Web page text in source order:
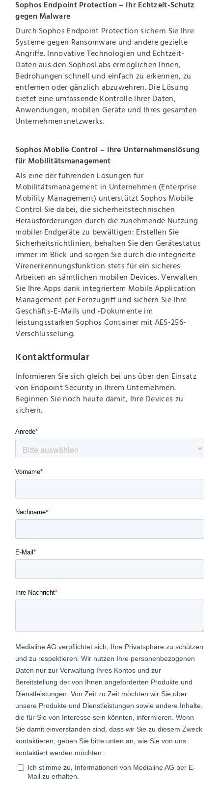
Sophos Endpoint Protection – Ihr Echtzeit-Schutz
gegen Malware
Durch Sophos Endpoint Protection sichern Sie Ihre
Systeme gegen Ransomware und andere gezielte
Angriffe. Innovative Technologien und Echtzeit-
Daten aus den SophosLabs ermöglichen Ihnen,
Bedrohungen schnell und einfach zu erkennen, zu
entfernen oder gänzlich abzuwehren. Die Lösung
bietet eine umfassende Kontrolle Ihrer Daten,
Anwendungen, mobilen Geräte und Ihres gesamten
Unternehmensnetzwerks.
Sophos Mobile Control – Ihre Unternehmenslösung
für Mobilitätsmanagement
Als eine der führenden Lösungen für
Mobilitätsmanagement in Unternehmen (Enterprise
Mobility Management) unterstützt Sophos Mobile
Control Sie dabei, die sicherheitstechnischen
Herausforderungen durch die zunehmende Nutzung
mobiler Endgeräte zu bewältigen: Erstellen Sie
Sicherheitsrichtlinien, behalten Sie den Gerätestatus
immer im Blick und sorgen Sie durch die integrierte
Virenerkennungsfunktion stets für ein sicheres
Arbeiten an sämtlichen mobilen Devices. Verwalten
Sie Ihre Apps dank integriertem Mobile Application
Management per Fernzugriff und sichern Sie Ihre
Geschäfts-E-Mails und -Dokumente im
leistungsstarken Sophos Container mit AES-256-
Verschlüsselung.
Kontaktformular
Informieren Sie sich gleich bei uns über den Einsatz
von Endpoint Security in Ihrem Unternehmen.
Beginnen Sie noch heute damit, Ihre Devices zu
sichern.